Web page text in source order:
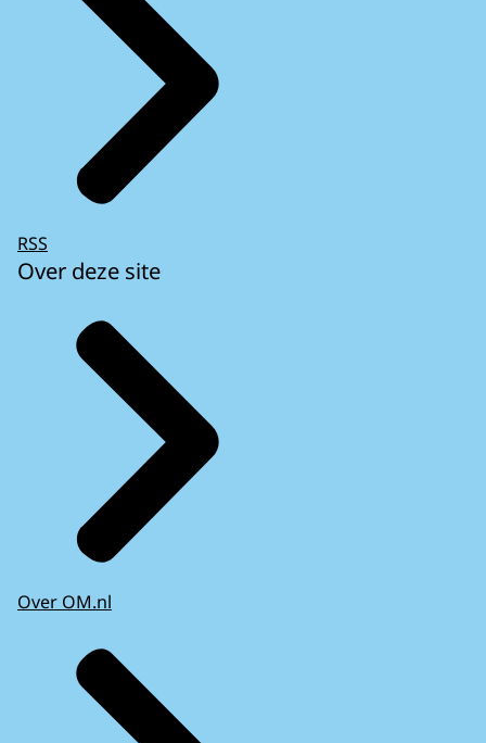
RSS
Over deze site
Over OM.nl